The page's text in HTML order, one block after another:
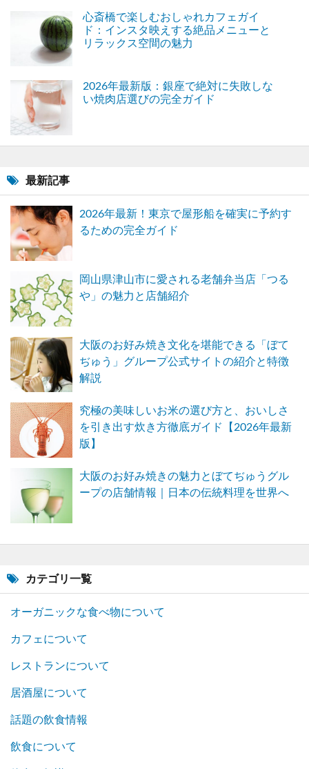
心斎橋で楽しむおしゃれカフェガイ
ド：インスタ映えする絶品メニューと
リラックス空間の魅力
2026年最新版：銀座で絶対に失敗しな
い焼肉店選びの完全ガイド
最新記事
2026年最新！東京で屋形船を確実に予約す
るための完全ガイド
岡山県津山市に愛される老舗弁当店「つる
や」の魅力と店舗紹介
大阪のお好み焼き文化を堪能できる「ぼて
ぢゅう」グループ公式サイトの紹介と特徴
解説
究極の美味しいお米の選び方と、おいしさ
を引き出す炊き方徹底ガイド【2026年最新
版】
大阪のお好み焼きの魅力とぼてぢゅうグル
ープの店舗情報｜日本の伝統料理を世界へ
カテゴリ一覧
オーガニックな食べ物について
カフェについて
レストランについて
居酒屋について
話題の飲食情報
飲食について